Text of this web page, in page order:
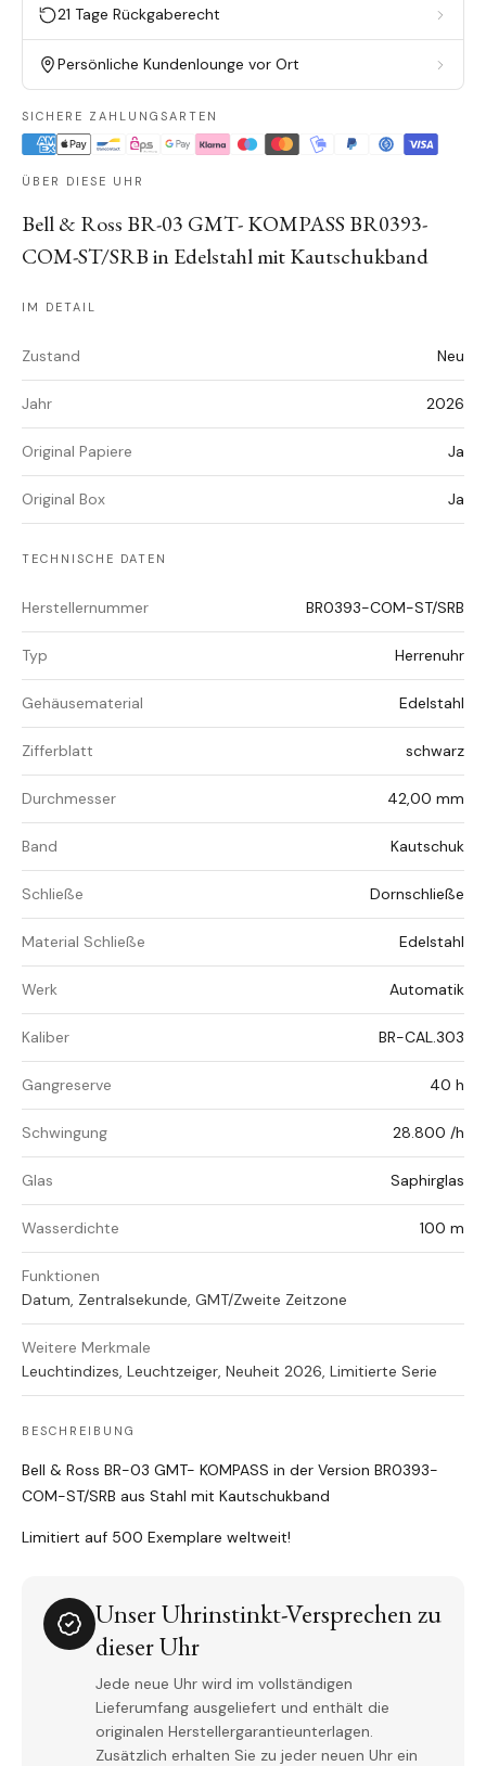
21 Tage Rückgaberecht
Persönliche Kundenlounge vor Ort
SICHERE ZAHLUNGSARTEN
ÜBER DIESE UHR
Bell & Ross BR-03 GMT- KOMPASS BR0393-
COM-ST/SRB in Edelstahl mit Kautschukband
IM DETAIL
Zustand Neu
Jahr 2026
Original Papiere Ja
Original Box Ja
TECHNISCHE DATEN
Herstellernummer BR0393-COM-ST/SRB
Typ Herrenuhr
Gehäusematerial Edelstahl
Zifferblatt schwarz
Durchmesser 42,00 mm
Band Kautschuk
Schließe Dornschließe
Material Schließe Edelstahl
Werk Automatik
Kaliber BR-CAL.303
Gangreserve 40 h
Schwingung 28.800 /h
Glas Saphirglas
Wasserdichte 100 m
Funktionen
Datum, Zentralsekunde, GMT/Zweite Zeitzone
Weitere Merkmale
Leuchtindizes, Leuchtzeiger, Neuheit 2026, Limitierte Serie
BESCHREIBUNG
Bell & Ross BR-03 GMT- KOMPASS in der Version BR0393-
COM-ST/SRB aus Stahl mit Kautschukband
Limitiert auf 500 Exemplare weltweit!
Unser Uhrinstinkt-Versprechen zu
dieser Uhr
Jede neue Uhr wird im vollständigen
Lieferumfang ausgeliefert und enthält die
originalen Herstellergarantieunterlagen.
Zusätzlich erhalten Sie zu jeder neuen Uhr ein